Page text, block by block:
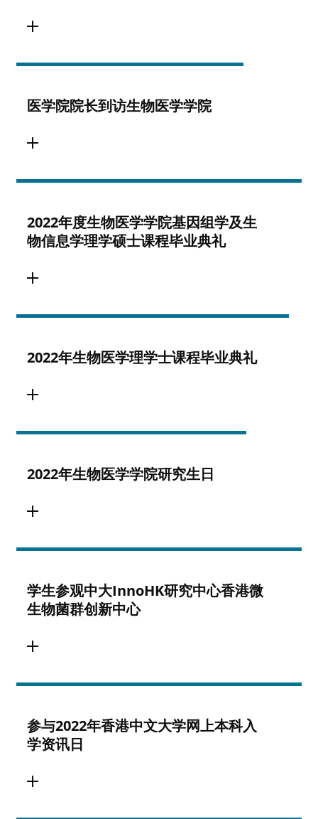
医学院院长到访生物医学学院
2022年度生物医学学院基因组学及生
物信息学理学硕士课程毕业典礼
2022年生物医学理学士课程毕业典礼
2022年生物医学学院研究生日
学生参观中大InnoHK研究中心香港微
生物菌群创新中心
参与2022年香港中文大学网上本科入
学资讯日